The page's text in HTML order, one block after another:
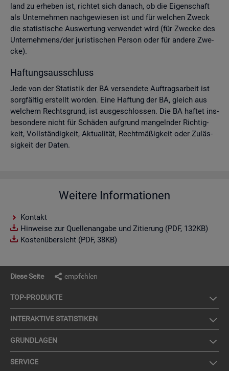
land zu er­he­ben ist, rich­tet sich da­nach, ob die Ei­gen­schaft
als Un­ter­neh­men nach­ge­wie­sen ist und für wel­chen Zweck
die sta­tis­ti­sche Aus­wer­tung ver­wen­det wird (für Zwe­cke des
Un­ter­neh­mens/der ju­ris­ti­schen Per­son oder für an­de­re Zwe­
cke).
Haf­tungs­aus­schluss
Jede von der Sta­tis­tik der BA ver­sen­de­te Auf­trags­ar­beit ist
sorg­fäl­tig er­stellt wor­den. Eine Haf­tung der BA, gleich aus
wel­chem Rechts­grund, ist aus­ge­schlos­sen. Die BA haf­tet ins­
be­son­de­re nicht für Schä­den auf­grund man­geln­der Rich­tig­
keit, Voll­stän­dig­keit, Ak­tua­li­tät, Recht­mä­ßig­keit oder Zu­läs­
sig­keit der Daten.
Weitere Informationen
Kontakt
Hinweise zur Quellenangabe und Zitierung (PDF, 132KB)
Kostenübersicht (PDF, 38KB)
Diese Seite empfehlen
TOP-PRO­DUK­TE
IN­TER­AK­TI­VE STA­TIS­TI­KEN
GRUND­LA­GEN
SER­VICE